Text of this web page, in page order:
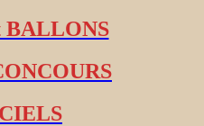
BALLONS